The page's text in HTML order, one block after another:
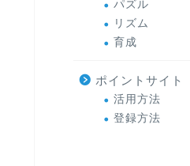
パズル
リズム
育成
ポイントサイト
活用方法
登録方法